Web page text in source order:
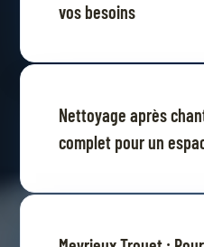
vos besoins
Nettoyage après
complet pour un